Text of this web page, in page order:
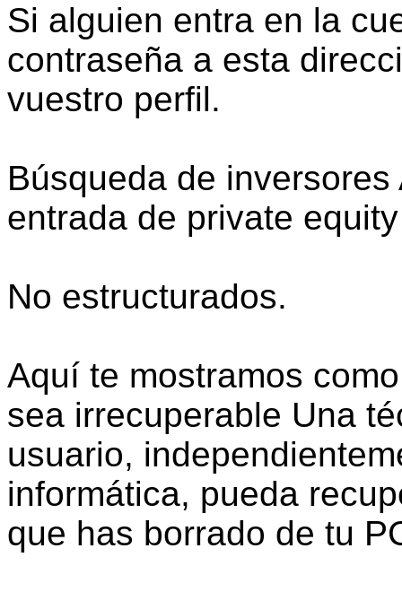
Si alguien entra en la
contraseña a esta
vuestro perfil.
Búsqueda de
entrada de private
No estructurados.
Aquí te mostramos
sea irrecuperable Una
usuario,
informática, pueda
que has borrado de tu